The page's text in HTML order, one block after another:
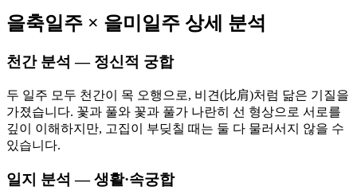
을축일주 × 을미 일주 상세 분석
천간 분석 — 정신적 궁합
두 일주 모두 천간이 목 오행으로, 비견(比肩)처럼 닮은 기질을
가졌습니다. 꽃과 풀와 꽃과 풀가 나란히 선 형상으로 서로를
깊이 이해하지만, 고집이 부딪칠 때는 둘 다 물러서지 않을 수
있습니다.
일지 분석 — 생활·속궁합